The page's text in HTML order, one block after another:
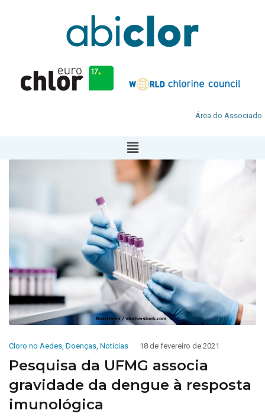
Área do Associado
Cloro no Aedes Doenças Noticias 18 de fevereiro de 2021
Pesquisa da UFMG associa
gravidade da dengue à resposta
imunológica